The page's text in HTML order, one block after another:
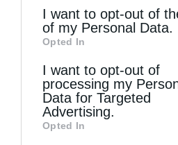
information may also be
third parties on theIAB’s
Downstream Participants
disclose it to other third
I want to opt-out of
of my Personal Data.
Opted In
I want to opt-out of
processing my
Data for Targeted
Advertising.
Opted In